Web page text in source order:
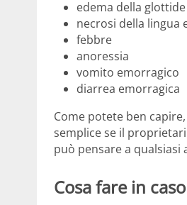
edema della
necrosi della lingua
febbre
anoressia
vomito emorragico
diarrea emorragica
Come potete ben capire,
semplice se il
può pensare a qualsiasi
Cosa fare in